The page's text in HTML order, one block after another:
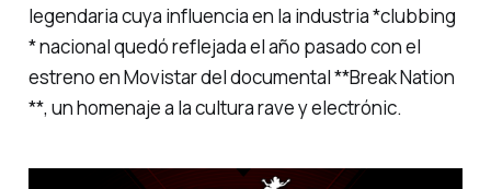
legendaria cuya influencia en la industria *clubbing
* nacional quedó reflejada el año pasado con el
estreno en Movistar del documental **Break Nation
**, un homenaje a la cultura rave y electrónic.